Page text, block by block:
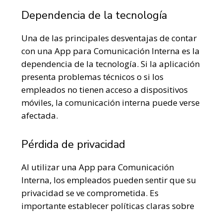
Dependencia de la tecnología
Una de las principales desventajas de contar
con una App para Comunicación Interna es la
dependencia de la tecnología. Si la aplicación
presenta problemas técnicos o si los
empleados no tienen acceso a dispositivos
móviles, la comunicación interna puede verse
afectada.
Pérdida de privacidad
Al utilizar una App para Comunicación
Interna, los empleados pueden sentir que su
privacidad se ve comprometida. Es
importante establecer políticas claras sobre